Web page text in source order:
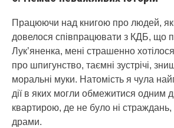
Працюючи над книгою про людей,
довелося співпрацювати з КДБ, що
Лук’яненка, мені страшенно хотілося
про шпигунство, таємні зустрічі,
моральні муки. Натомість я чула
дії в яких могли обмежитися одним
квартирою, де не було ні страждань,
драми.